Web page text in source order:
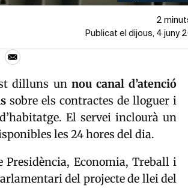
2
Publicat el dijous, 4 juny
dilluns un nou canal d’atenció
sobre els contractes de lloguer i
El servei inclourà un
les 24 hores del dia.
Presidència, Economia, Treball i
del projecte de llei del